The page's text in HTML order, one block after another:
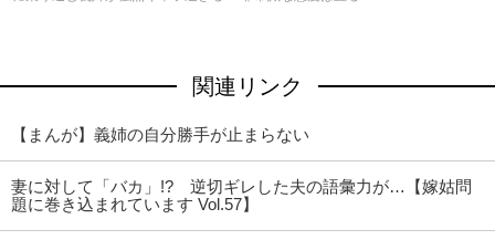
関連リンク
【まんが】義姉の自分勝手が止まらない
妻に対して「バカ」!? 逆切ギレした夫の語彙力が…【嫁姑問
題に巻き込まれています Vol.57】